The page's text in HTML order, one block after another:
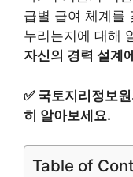
급별 급여 체계를
누리는지에 대해
자신의 경력 설계
✅ 국토지리정보
히 알아보세요.
Table of